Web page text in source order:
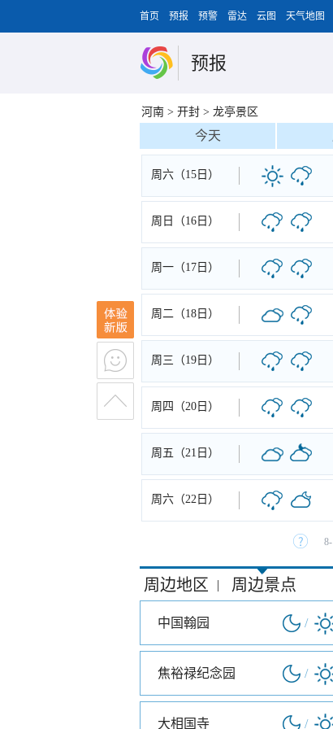
首页 预报 预警 雷达 云图 天气地图
预报
河南 > 开封 > 龙亭景区
今天
周六（15日）
周日（16日）
周一（17日）
周二（18日）
周三（19日）
周四（20日）
周五（21日）
周六（22日）
周边地区 | 周边景点
中国翰园 /
焦裕禄纪念园 /
大相国寺 /